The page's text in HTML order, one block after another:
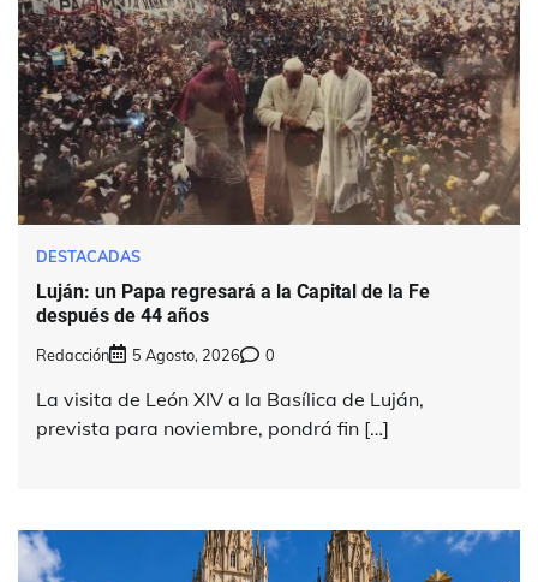
DESTACADAS
Luján: un Papa regresará a la Capital de la Fe
después de 44 años
Redacción 5 Agosto, 2026 0
La visita de León XIV a la Basílica de Luján,
prevista para noviembre, pondrá fin […]